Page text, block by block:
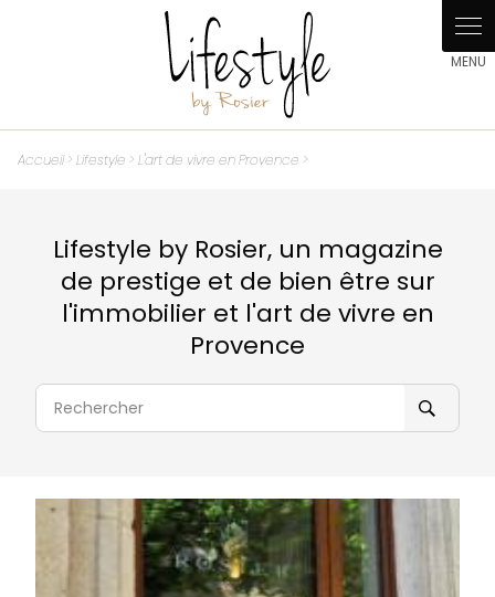
Accueil> Lifestyle > L'art de vivre en Provence >
Lifestyle by Rosier, un magazine
de prestige et de bien être sur
l'immobilier et l'art de vivre en
Provence
Rechercher
Panneau de gestion des cookies